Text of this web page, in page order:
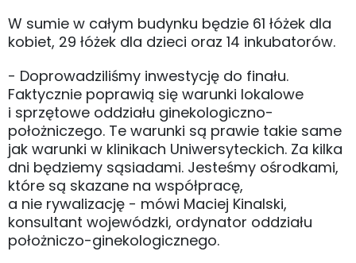
W sumie w całym budynku będzie 61 łóżek dla
kobiet, 29 łóżek dla dzieci oraz 14 inkubatorów.
- Doprowadziliśmy inwestycję do finału.
Faktycznie poprawią się warunki lokalowe
i sprzętowe oddziału ginekologiczno-
położniczego. Te warunki są prawie takie same
jak warunki w klinikach Uniwersyteckich. Za kilka
dni będziemy sąsiadami. Jesteśmy ośrodkami,
które są skazane na współpracę,
a nie rywalizację - mówi Maciej Kinalski,
konsultant wojewódzki, ordynator oddziału
położniczo-ginekologicznego.